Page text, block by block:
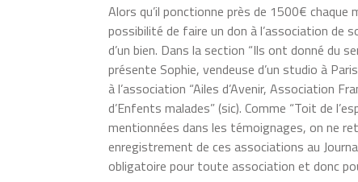
Alors qu’il ponctionne près de 1500€
possibilité de faire un don à l’association de
d’un bien. Dans la section “Ils ont donné du
présente Sophie, vendeuse d’un studio à
à l’association “Ailes d’Avenir, Association
d’Enfents malades” (sic). Comme “Toit de
mentionnées dans les témoignages, on ne
enregistrement de ces associations au
obligatoire pour toute association et donc